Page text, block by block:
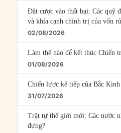
Đặt cược vào thất bại: Các quỹ
và khía cạnh chính trị của vốn
02/08/2026
Làm thế nào để kết thúc Chiến
01/08/2026
Chiến lược kế tiếp của Bắc
31/07/2026
Trật tự thế giới mới: Các nước
đựng?